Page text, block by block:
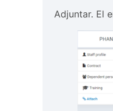
Adjuntar. El